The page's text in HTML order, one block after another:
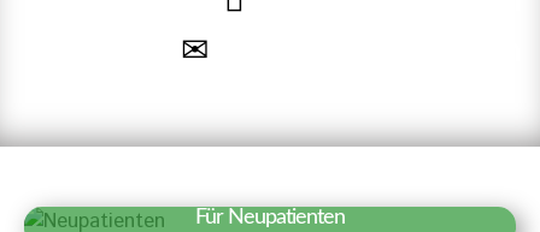
Für Neupatienten